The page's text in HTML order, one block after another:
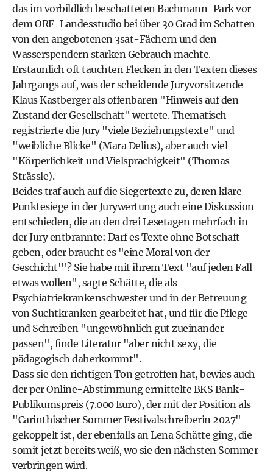
das im vorbildlich beschatteten Bachmann-Park vor
dem ORF-Landesstudio bei über 30 Grad im Schatten
von den angebotenen 3sat-Fächern und den
Wasserspendern starken Gebrauch machte.
Erstaunlich oft tauchten Flecken in den Texten dieses
Jahrgangs auf, was der scheidende Juryvorsitzende
Klaus Kastberger als offenbaren "Hinweis auf den
Zustand der Gesellschaft" wertete. Thematisch
registrierte die Jury "viele Beziehungstexte" und
"weibliche Blicke" (Mara Delius), aber auch viel
"Körperlichkeit und Vielsprachigkeit" (Thomas
Strässle).
Beides traf auch auf die Siegertexte zu, deren klare
Punktesiege in der Jurywertung auch eine Diskussion
entschieden, die an den drei Lesetagen mehrfach in
der Jury entbrannte: Darf es Texte ohne Botschaft
geben, oder braucht es "eine Moral von der
Geschicht'"? Sie habe mit ihrem Text "auf jeden Fall
etwas wollen", sagte Schätte, die als
Psychiatriekrankenschwester und in der Betreuung
von Suchtkranken gearbeitet hat, und für die Pflege
und Schreiben "ungewöhnlich gut zueinander
passen", finde Literatur "aber nicht sexy, die
pädagogisch daherkommt".
Dass sie den richtigen Ton getroffen hat, bewies auch
der per Online-Abstimmung ermittelte BKS Bank-
Publikumspreis (7.000 Euro), der mit der Position als
"Carinthischer Sommer Festivalschreiberin 2027"
gekoppelt ist, der ebenfalls an Lena Schätte ging, die
somit jetzt bereits weiß, wo sie den nächsten Sommer
verbringen wird.